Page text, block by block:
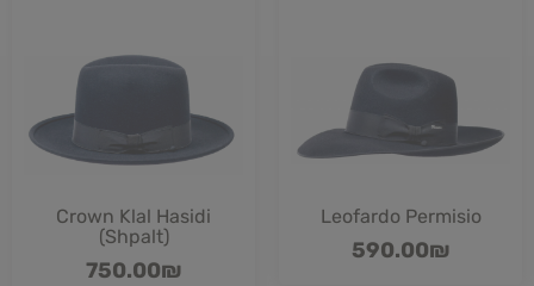
Crown Klal Hasidi
(Shpalt)
750.00₪
Leofardo Permisio
590.00₪